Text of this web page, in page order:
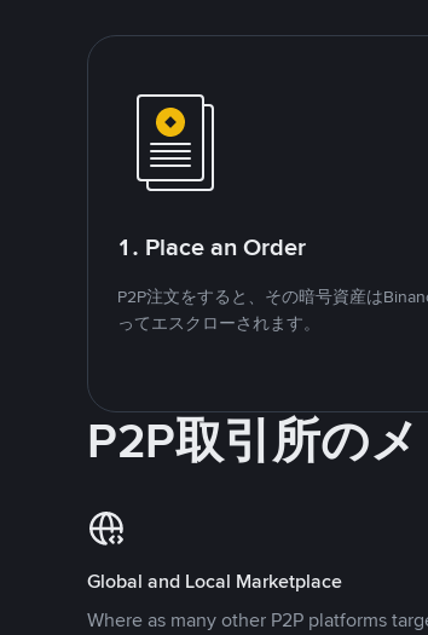
1. Place an Order
P2P注文をすると、その暗号資産は
ってエスクローされます。
P2P取引所の
Global and Local Marketplace
Where as many other P2P platforms